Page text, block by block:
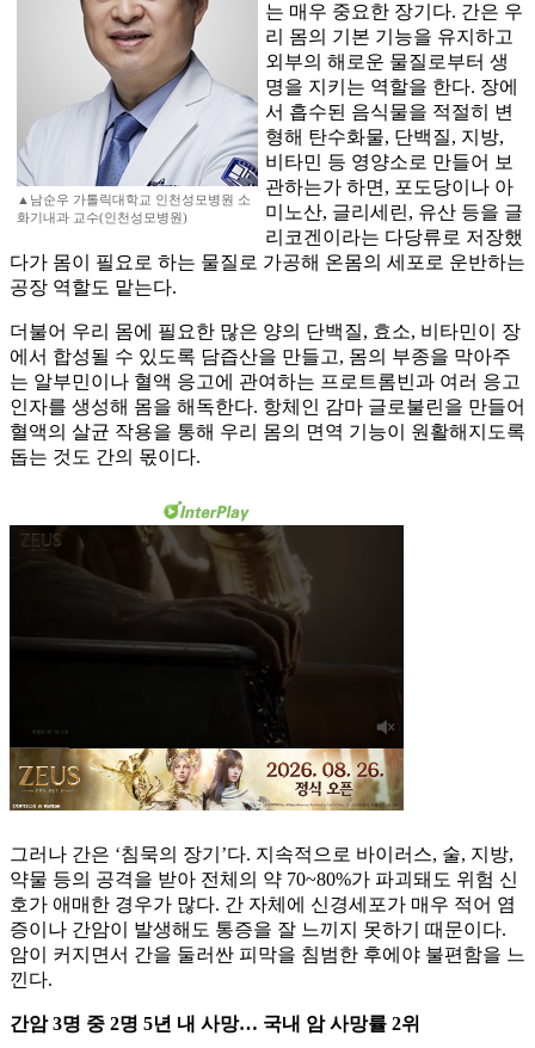
▲남순우 가톨릭대학교 인천성모병원 소
화기내과 교수(인천성모병원)
는 매우 중요한 장기다. 간은 우
리 몸의 기본 기능을 유지하고
외부의 해로운 물질로부터 생
명을 지키는 역할을 한다. 장에
서 흡수된 음식물을 적절히 변
형해 탄수화물, 단백질, 지방,
비타민 등 영양소로 만들어 보
관하는가 하면, 포도당이나 아
미노산, 글리세린, 유산 등을 글
리코겐이라는 다당류로 저장했
다가 몸이 필요로 하는 물질로 가공해 온몸의 세포로 운반하는
공장 역할도 맡는다.
더불어 우리 몸에 필요한 많은 양의 단백질, 효소, 비타민이 장
에서 합성될 수 있도록 담즙산을 만들고, 몸의 부종을 막아주
는 알부민이나 혈액 응고에 관여하는 프로트롬빈과 여러 응고
인자를 생성해 몸을 해독한다. 항체인 감마 글로불린을 만들어
혈액의 살균 작용을 통해 우리 몸의 면역 기능이 원활해지도록
돕는 것도 간의 몫이다.
그러나 간은 ‘침묵의 장기’다. 지속적으로 바이러스, 술, 지방,
약물 등의 공격을 받아 전체의 약 70~80%가 파괴돼도 위험 신
호가 애매한 경우가 많다. 간 자체에 신경세포가 매우 적어 염
증이나 간암이 발생해도 통증을 잘 느끼지 못하기 때문이다.
암이 커지면서 간을 둘러싼 피막을 침범한 후에야 불편함을 느
낀다.
간암 3명 중 2명 5년 내 사망… 국내 암 사망률 2위